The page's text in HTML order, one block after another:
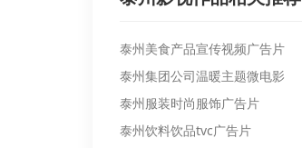
泰州美食产品宣传视频广告片
泰州集团公司温暖主题微电影
泰州服装时尚服饰广告片
泰州饮料饮品tvc广告片